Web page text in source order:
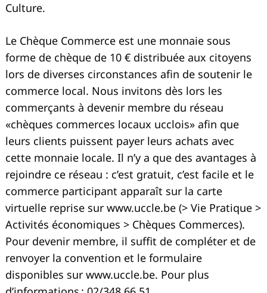
Culture.
Le Chèque Commerce est une monnaie sous
forme de chèque de 10 € distribuée aux citoyens
lors de diverses circonstances afin de soutenir le
commerce local. Nous invitons dès lors les
commerçants à devenir membre du réseau
«chèques commerces locaux ucclois» afin que
leurs clients puissent payer leurs achats avec
cette monnaie locale. Il n’y a que des avantages à
rejoindre ce réseau : c’est gratuit, c’est facile et le
commerce participant apparaît sur la carte
virtuelle reprise sur www.uccle.be (> Vie Pratique >
Activités économiques > Chèques Commerces).
Pour devenir membre, il suffit de compléter et de
renvoyer la convention et le formulaire
disponibles sur www.uccle.be. Pour plus